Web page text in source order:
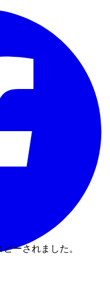
ーされました。